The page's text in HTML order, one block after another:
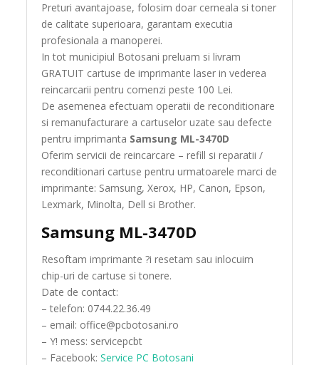
Preturi avantajoase, folosim doar cerneala si toner
de calitate superioara, garantam executia
profesionala a manoperei.
In tot municipiul Botosani preluam si livram
GRATUIT cartuse de imprimante laser in vederea
reincarcarii pentru comenzi peste 100 Lei.
De asemenea efectuam operatii de reconditionare
si remanufacturare a cartuselor uzate sau defecte
pentru imprimanta Samsung ML-3470D
Oferim servicii de reincarcare – refill si reparatii /
reconditionari cartuse pentru urmatoarele marci de
imprimante: Samsung, Xerox, HP, Canon, Epson,
Lexmark, Minolta, Dell si Brother.
Samsung ML-3470D
Resoftam imprimante ?i resetam sau inlocuim
chip-uri de cartuse si tonere.
Date de contact:
– telefon: 0744.22.36.49
– email: office@pcbotosani.ro
– Y! mess: servicepcbt
– Facebook:Service PC Botosani